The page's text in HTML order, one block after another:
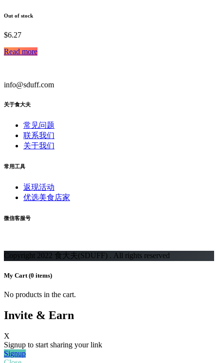
Out of stock
$6.27
Read more
info@sduff.com
关于食大夫
常见问题
联系我们
关于我们
常用工具
返现活动
优选美食店家
微信客服号
Copyright 2022 食大夫(SDUFF) . All rights reserved
My Cart (0 items)
No products in the cart.
Invite & Earn
X
Signup to start sharing your link
Signup